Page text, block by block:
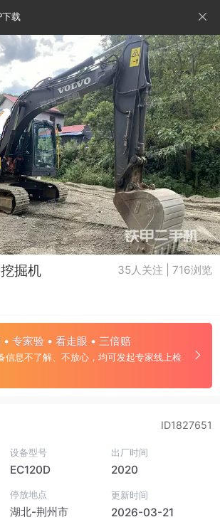
下载
掘机 35人关注 | 716浏览
• 专家验 • 看走眼 • 三倍赔
信息不了解、不放心，均可发起专家线上检
ID1827651
设备型号
EC120D
出厂时间
2020
停放地点
湖北-荆州市
更新时间
2026-03-21
认证经纪人